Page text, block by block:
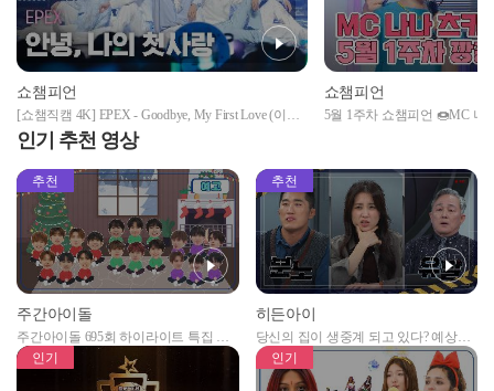
쇼챔피언
[쇼챔직캠 4K] EPEX - Goodbye, My First Love (이펙
스 - 안녕, 나의 첫사랑) l Show Champion l EP.474
쇼챔피언
5월 1주차 쇼챔피언 🍩MC 나
인기 추천 영상
추천
주간아이돌
주간아이돌 695회 하이라이트 특집 남
자아이돌편 예고
추천
히든아이
당신의 집이 생중계 되고 있다? 예상치
못한 곳에서 일어나는 불법촬영 범죄!
인기 인기